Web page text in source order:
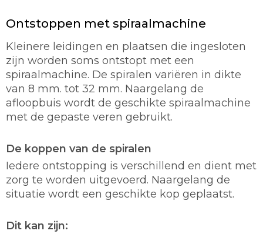
Ontstoppen met spiraalmachine
Kleinere leidingen en plaatsen die ingesloten
zijn worden soms ontstopt met een
spiraalmachine. De spiralen variëren in dikte
van 8 mm. tot 32 mm. Naargelang de
afloopbuis wordt de geschikte spiraalmachine
met de gepaste veren gebruikt.
De koppen van de spiralen
Iedere ontstopping is verschillend en dient met
zorg te worden uitgevoerd. Naargelang de
situatie wordt een geschikte kop geplaatst.
Dit kan zijn: